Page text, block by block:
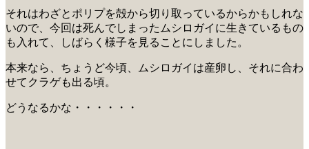
それはわざとポリプを殻から切り取っているからかもしれな
いので、今回は死んでしまったムシロガイに生きているもの
も入れて、しばらく様子を見ることにしました。
本来なら、ちょうど今頃、ムシロガイは産卵し、それに合わ
せてクラゲも出る頃。
どうなるかな・・・・・・